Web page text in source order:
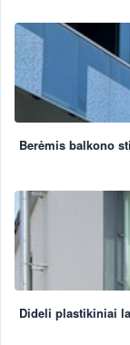
Berėmis balkono
Dideli plastikiniai